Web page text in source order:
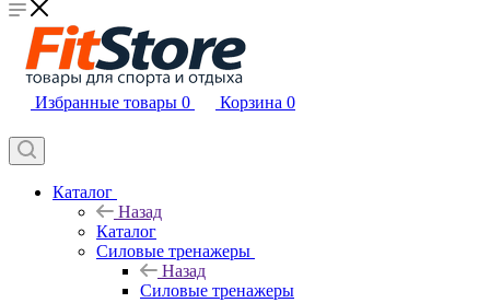
Избранные товары 0 Корзина 0
Каталог
Назад
Каталог
Силовые тренажеры
Назад
Силовые тренажеры